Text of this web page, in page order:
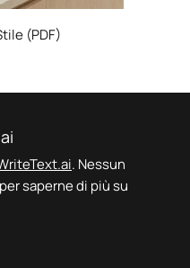
(PDF)
. Nessun
per saperne di più su